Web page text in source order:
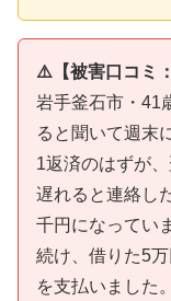
⚠️【被害口コミ
岩手釜石市・41
ると聞いて週末
1返済のはずが
遅れると連絡し
千円になってい
続け、借りた5
を支払いました